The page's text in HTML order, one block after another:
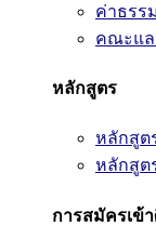
ค่าธรร
คณะแล
หลักสูตร
หลักสูต
หลักสูต
การสมัครเข้